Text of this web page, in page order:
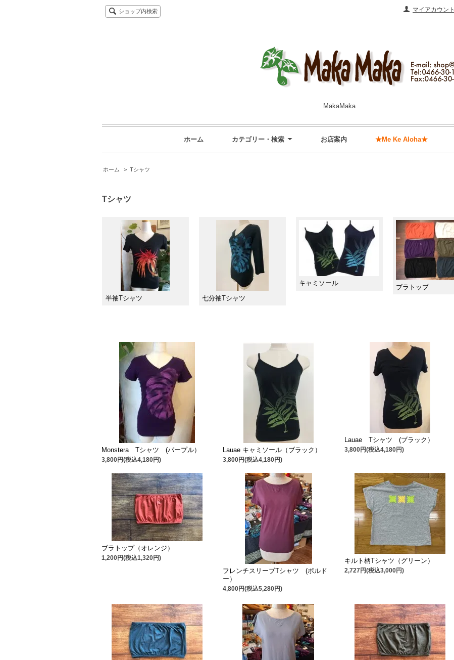
マイアカウント
ショップ内検索
MakaMaka
ホーム カテゴリー・検索 お店案内 ★Me Ke Aloha★
ホーム > Tシャツ
Tシャツ
半袖Tシャツ 七分袖Tシャツ
キャミソール
ブラトップ
Monstera Tシャツ (パープル）
3,800円(税込4,180円)
Lauae キャミソール（ブラック）
3,800円(税込4,180円)
Lauae Tシャツ (ブラック）
3,800円(税込4,180円)
ブラトップ（オレンジ）
1,200円(税込1,320円)
フレンチスリーブTシャツ (ボルド
ー）
4,800円(税込5,280円)
キルト柄Tシャツ（グリーン）
2,727円(税込3,000円)